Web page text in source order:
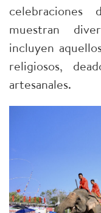
muestran
incluyen
religiosos,
artesanales.